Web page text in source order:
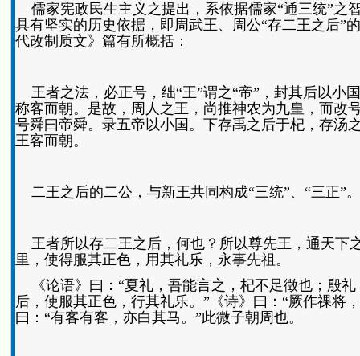
儒家宪政民生主义之提出，系依据儒家“通三统”之
具有坚实的历史依据，即周武王、周公“存二王之后”
代改制质文》篇有所概括：
王者之法，必正号，绌“王”谓之“帝”，封其后以小
称客而朝。是故，周人之王，尚推神农为九皇，而改
号舜曰帝舜。录五帝以小国。下存禹之后于杞，存汤
王客而朝。
二王之后的二公，与新王共同构成“三统”、“三正”
王者所以存二王之后，何也？所以尊先王，通天下
里，使得服其正色，用其礼乐，永事先祖。
《论语》曰：“夏礼，吾能言之，杞不足徵也；殷
后，使服其正色，行其礼乐。”《诗》曰：“厥作祼将
曰：“有客有客，亦白其马。”此微子朝周也。